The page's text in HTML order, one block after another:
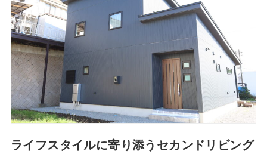
ライフスタイルに寄り添うセカンドリビング